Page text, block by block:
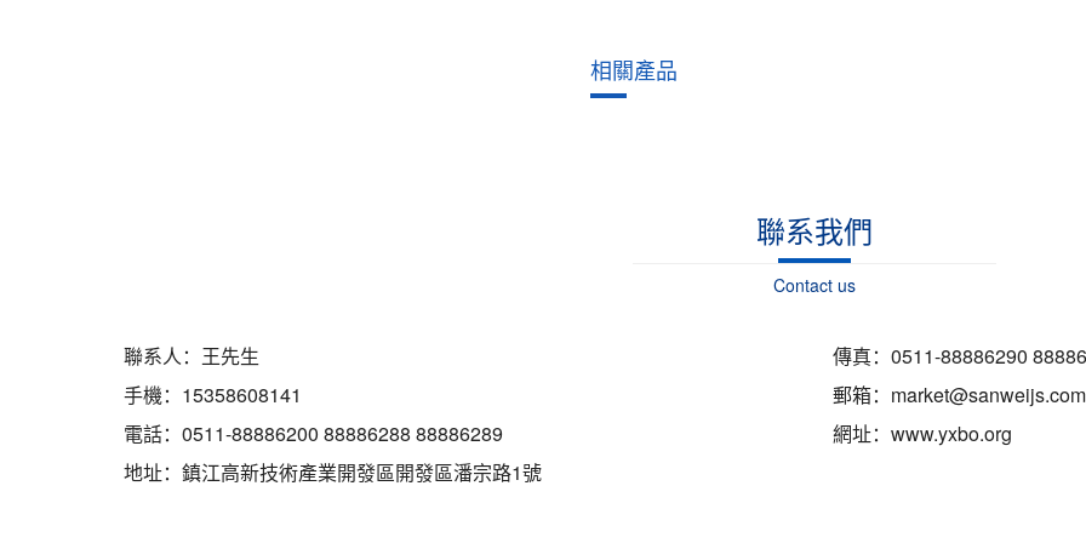
相關產品
聯系我們
Contact us
聯系人：王先生
手機：15358608141
電話：0511-88886200 88886288 88886289
地址：鎮江高新技術產業開發區開發區潘宗路1號
傳真：0511-88886290
郵箱：market@sanweijs.com
網址：www.yxbo.org